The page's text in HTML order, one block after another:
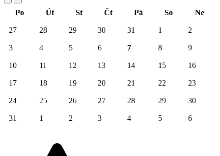
Po Út St Čt Pá So Ne
27 28 29 30 31 1 2
3 4 5 6 7 8 9
10 11 12 13 14 15 16
17 18 19 20 21 22 23
24 25 26 27 28 29 30
31 1 2 3 4 5 6